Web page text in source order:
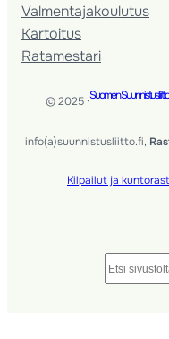
Valmentaja­koulutus
Kartoitus
Ratamestari
© 2025 ·Suomen Suunnistusliitto
info(a)suunnistusliitto.fi,
Kilpailut ja
Etsi